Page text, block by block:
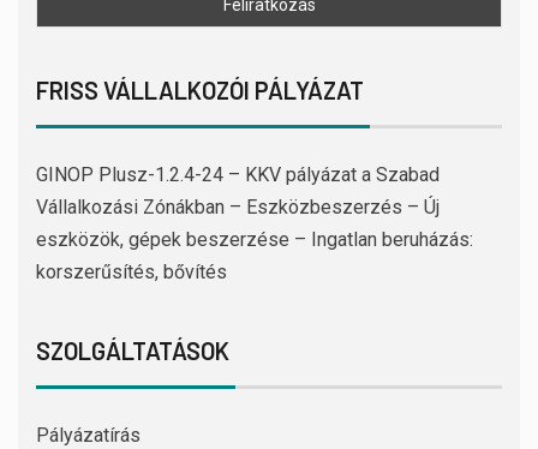
FRISS VÁLLALKOZÓI PÁLYÁZAT
GINOP Plusz-1.2.4-24 – KKV pályázat a Szabad
Vállalkozási Zónákban – Eszközbeszerzés – Új
eszközök, gépek beszerzése – Ingatlan beruházás:
korszerűsítés, bővítés
SZOLGÁLTATÁSOK
Pályázatírás